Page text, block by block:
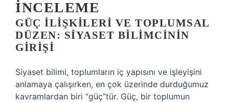
İNCELEME
GÜÇ İLIŞKILERI VE TOPLUMSAL
DÜZEN: SIYASET BILIMCININ
GIRIŞI
Siyaset bilimi, toplumların iç yapısını ve işleyişini
anlamaya çalışırken, en çok üzerinde durduğumuz
kavramlardan biri “güç”tür. Güç, bir toplumun